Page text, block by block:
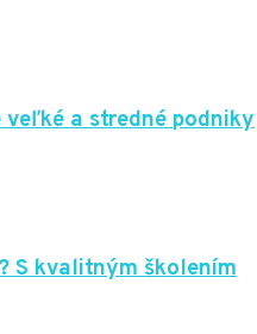
a stredné podniky
S kvalitným školením